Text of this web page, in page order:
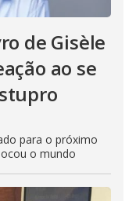
de Gisèle
ao se
para o próximo
o mundo